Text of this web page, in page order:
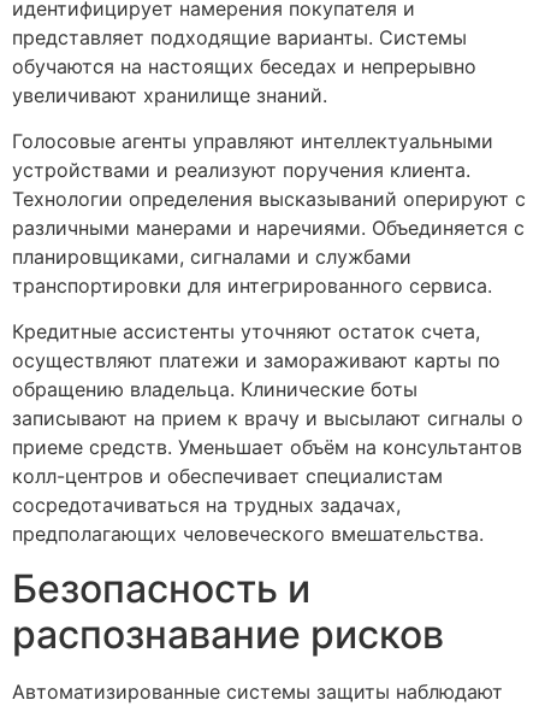
идентифицирует намерения покупателя и
представляет подходящие варианты. Системы
обучаются на настоящих беседах и непрерывно
увеличивают хранилище знаний.
Голосовые агенты управляют интеллектуальными
устройствами и реализуют поручения клиента.
Технологии определения высказываний оперируют с
различными манерами и наречиями. Объединяется с
планировщиками, сигналами и службами
транспортировки для интегрированного сервиса.
Кредитные ассистенты уточняют остаток счета,
осуществляют платежи и замораживают карты по
обращению владельца. Клинические боты
записывают на прием к врачу и высылают сигналы о
приеме средств. Уменьшает объём на консультантов
колл-центров и обеспечивает специалистам
сосредотачиваться на трудных задачах,
предполагающих человеческого вмешательства.
Безопасность и
распознавание рисков
Автоматизированные системы защиты наблюдают